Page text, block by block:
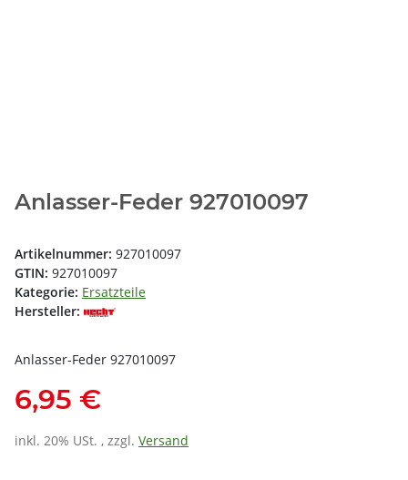
Anlasser-Feder 927010097
Artikelnummer: 927010097
GTIN: 927010097
Kategorie: Ersatzteile
Hersteller:
Anlasser-Feder 927010097
6,95 €
inkl. 20% USt. , zzgl. Versand